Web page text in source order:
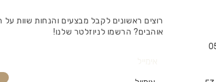
רוצים ראשונים לקבל מבצעים והנחות שוות
אוהבים? הרשמו לניוזלטר שלנו!